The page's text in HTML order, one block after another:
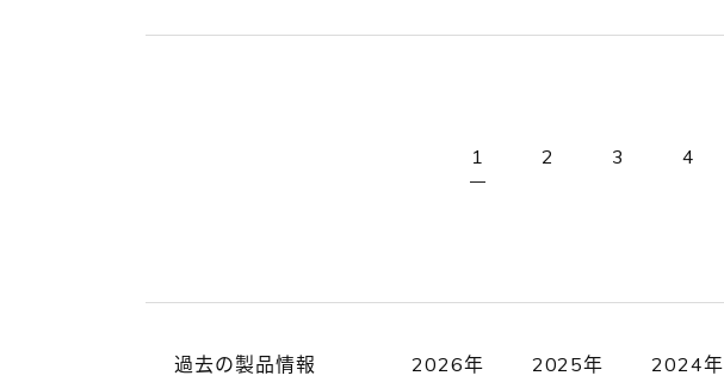
1 2 3 4
過去の製品情報 2026年 2025年 2024年